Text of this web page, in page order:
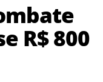
R$ 800